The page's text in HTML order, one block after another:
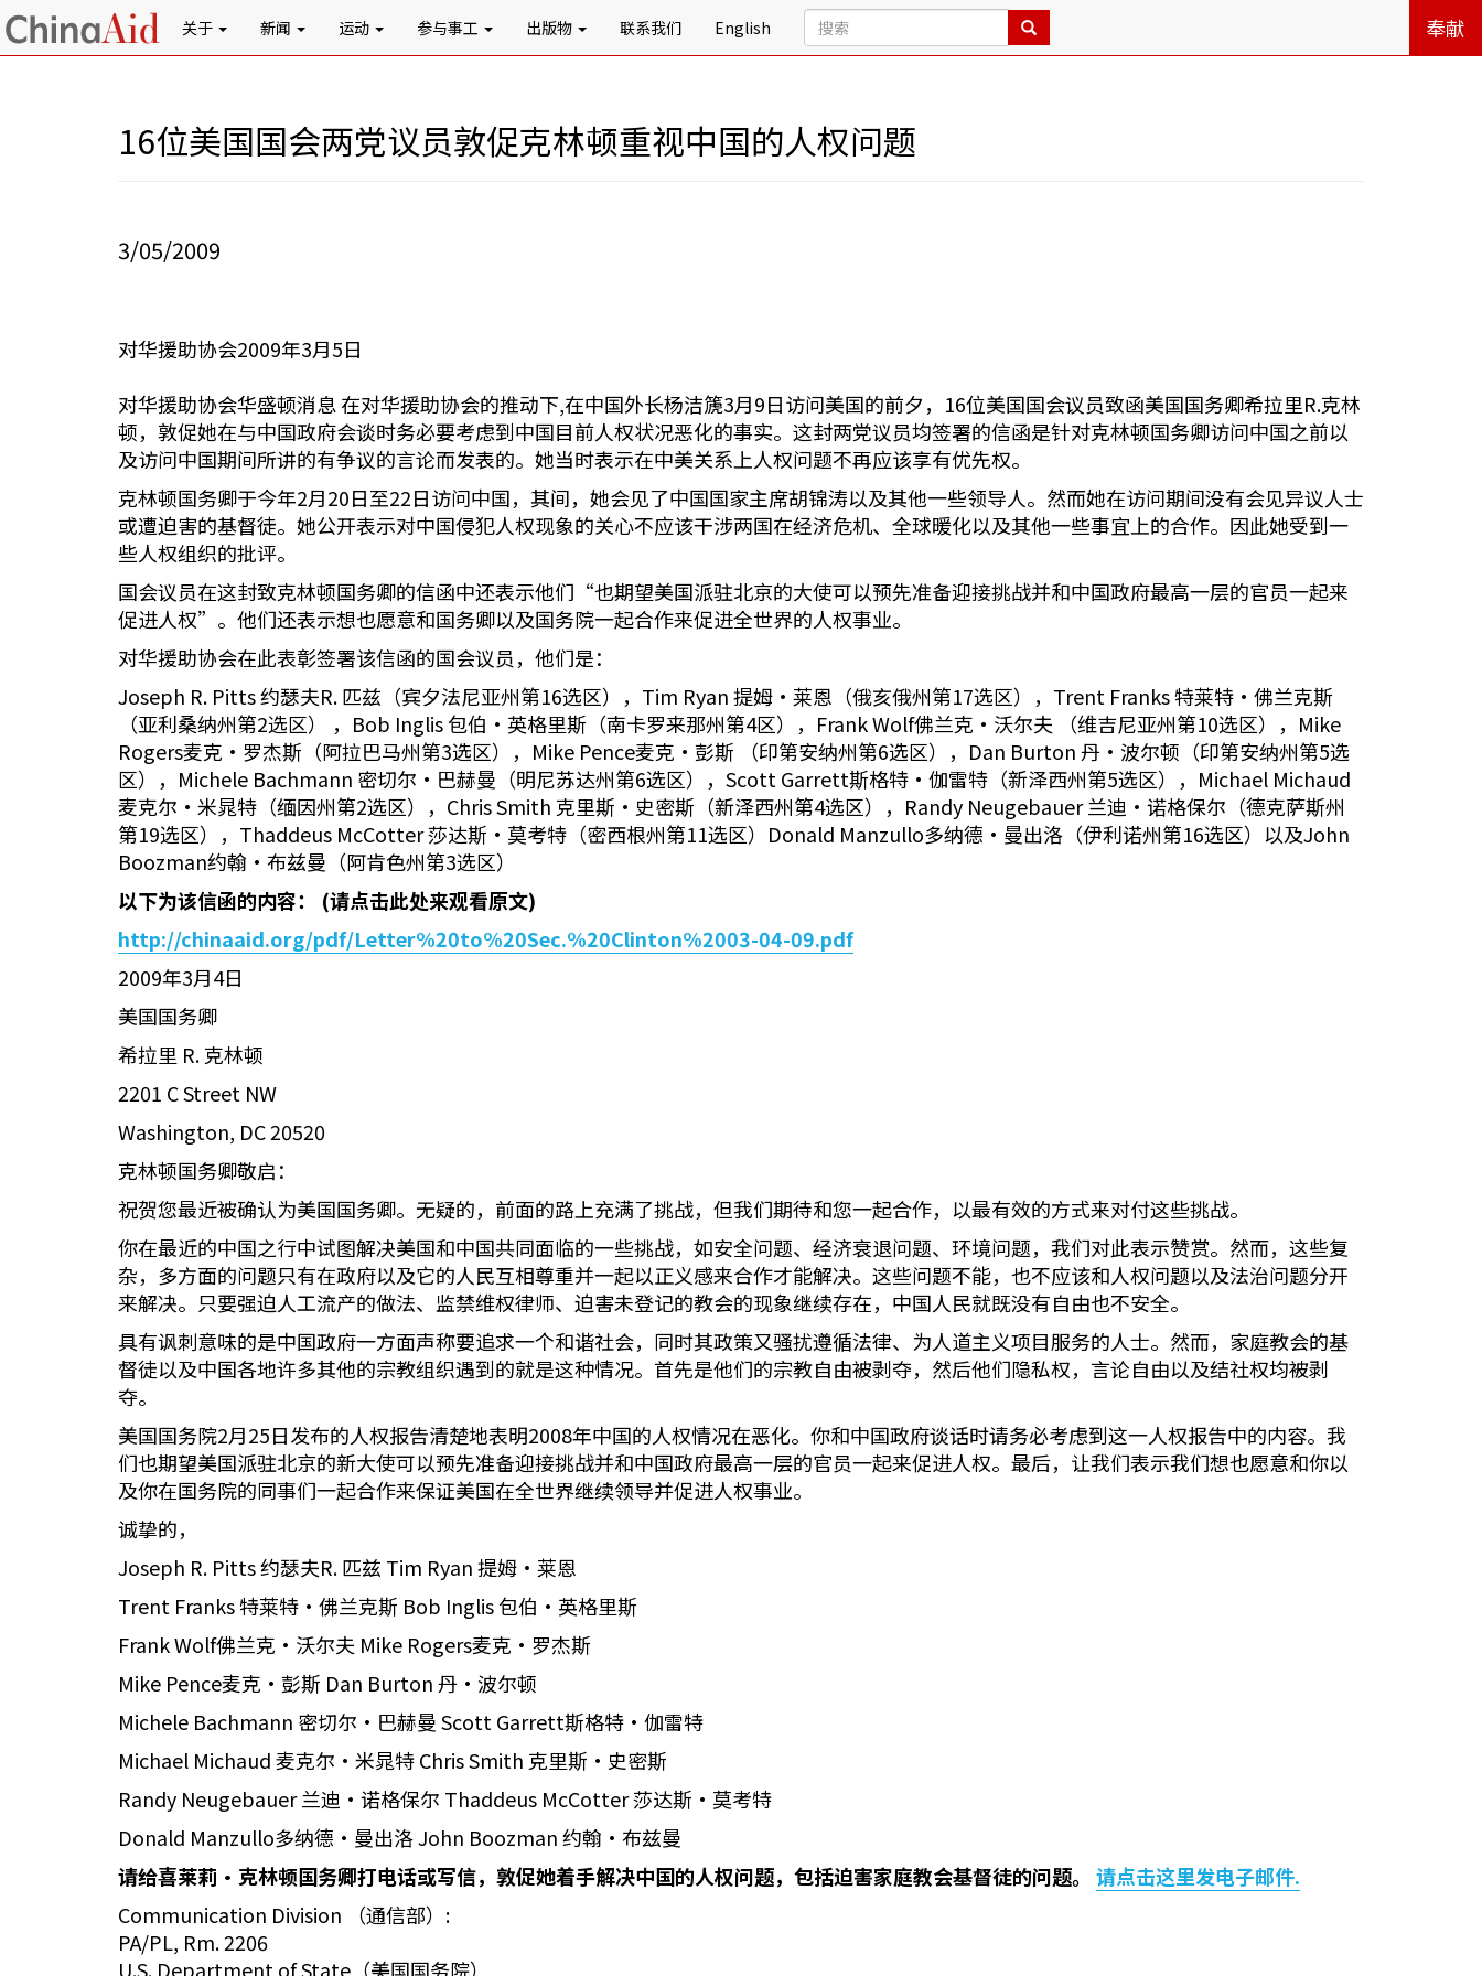
关于 新闻 运动 参与事工 出版物 联系我们 English 奉献
16位美国国会两党议员敦促克林顿重视中国的人权问题
3/05/2009
对华援助协会2009年3月5日
对华援助协会华盛顿消息 在对华援助协会的推动下,在中国外长杨洁篪3月9日访问美国的前夕，16位美国国会议员致函美国国务卿希拉里R.克林
顿，敦促她在与中国政府会谈时务必要考虑到中国目前人权状况恶化的事实。这封两党议员均签署的信函是针对克林顿国务卿访问中国之前以
及访问中国期间所讲的有争议的言论而发表的。她当时表示在中美关系上人权问题不再应该享有优先权。
克林顿国务卿于今年2月20日至22日访问中国，其间，她会见了中国国家主席胡锦涛以及其他一些领导人。然而她在访问期间没有会见异议人士
或遭迫害的基督徒。她公开表示对中国侵犯人权现象的关心不应该干涉两国在经济危机、全球暖化以及其他一些事宜上的合作。因此她受到一
些人权组织的批评。
国会议员在这封致克林顿国务卿的信函中还表示他们“也期望美国派驻北京的大使可以预先准备迎接挑战并和中国政府最高一层的官员一起来
促进人权”。他们还表示想也愿意和国务卿以及国务院一起合作来促进全世界的人权事业。
对华援助协会在此表彰签署该信函的国会议员，他们是：
Joseph R. Pitts 约瑟夫R. 匹兹（宾夕法尼亚州第16选区），Tim Ryan 提姆·莱恩（俄亥俄州第17选区），Trent Franks 特莱特·佛兰克斯
（亚利桑纳州第2选区） ，Bob Inglis 包伯·英格里斯（南卡罗来那州第4区），Frank Wolf佛兰克·沃尔夫 （维吉尼亚州第10选区），Mike
Rogers麦克·罗杰斯（阿拉巴马州第3选区），Mike Pence麦克·彭斯 （印第安纳州第6选区），Dan Burton 丹·波尔顿（印第安纳州第5选
区），Michele Bachmann 密切尔·巴赫曼（明尼苏达州第6选区），Scott Garrett斯格特·伽雷特（新泽西州第5选区），Michael Michaud
麦克尔·米晁特（缅因州第2选区），Chris Smith 克里斯·史密斯（新泽西州第4选区），Randy Neugebauer 兰迪·诺格保尔（德克萨斯州
第19选区），Thaddeus McCotter 莎达斯·莫考特（密西根州第11选区）Donald Manzullo多纳德·曼出洛（伊利诺州第16选区）以及John
Boozman约翰·布兹曼（阿肯色州第3选区）
以下为该信函的内容：
(请点击此处来观看原文)
http://chinaaid.org/pdf/Letter%20to%20Sec.%20Clinton%2003-04-09.pdf
2009年3月4日
美国国务卿
希拉里 R. 克林顿
2201 C Street NW
Washington, DC 20520
克林顿国务卿敬启：
祝贺您最近被确认为美国国务卿。无疑的，前面的路上充满了挑战，但我们期待和您一起合作，以最有效的方式来对付这些挑战。
你在最近的中国之行中试图解决美国和中国共同面临的一些挑战，如安全问题、经济衰退问题、环境问题，我们对此表示赞赏。然而，这些复
杂，多方面的问题只有在政府以及它的人民互相尊重并一起以正义感来合作才能解决。这些问题不能，也不应该和人权问题以及法治问题分开
来解决。只要强迫人工流产的做法、监禁维权律师、迫害未登记的教会的现象继续存在，中国人民就既没有自由也不安全。
具有讽刺意味的是中国政府一方面声称要追求一个和谐社会，同时其政策又骚扰遵循法律、为人道主义项目服务的人士。然而，家庭教会的基
督徒以及中国各地许多其他的宗教组织遇到的就是这种情况。首先是他们的宗教自由被剥夺，然后他们隐私权，言论自由以及结社权均被剥
夺。
美国国务院2月25日发布的人权报告清楚地表明2008年中国的人权情况在恶化。你和中国政府谈话时请务必考虑到这一人权报告中的内容。我
们也期望美国派驻北京的新大使可以预先准备迎接挑战并和中国政府最高一层的官员一起来促进人权。最后，让我们表示我们想也愿意和你以
及你在国务院的同事们一起合作来保证美国在全世界继续领导并促进人权事业。
诚挚的，
Joseph R. Pitts 约瑟夫R. 匹兹 Tim Ryan 提姆·莱恩
Trent Franks 特莱特·佛兰克斯 Bob Inglis 包伯·英格里斯
Frank Wolf佛兰克·沃尔夫 Mike Rogers麦克·罗杰斯
Mike Pence麦克·彭斯 Dan Burton 丹·波尔顿
Michele Bachmann 密切尔·巴赫曼 Scott Garrett斯格特·伽雷特
Michael Michaud 麦克尔·米晁特 Chris Smith 克里斯·史密斯
Randy Neugebauer 兰迪·诺格保尔 Thaddeus McCotter 莎达斯·莫考特
Donald Manzullo多纳德·曼出洛 John Boozman 约翰·布兹曼
请给喜莱莉 · 克林顿国务卿打电话或写信，敦促她着手解决中国的人权问题，包括迫害家庭教会基督徒的问题。 请点击这里发电子邮件.
Communication Division （通信部）:
PA/PL, Rm. 2206
U.S. Department of State（美国国务院）